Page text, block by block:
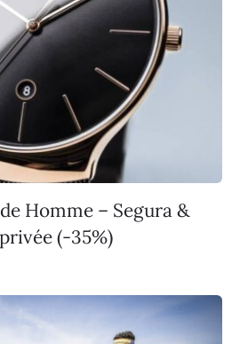
Homme – Segura &
(-35%)